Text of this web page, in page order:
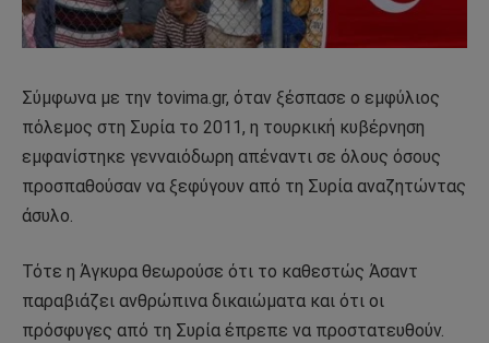
Σύμφωνα με την tovima.gr, όταν ξέσπασε ο εμφύλιος
πόλεμος στη Συρία το 2011, η τουρκική κυβέρνηση
εμφανίστηκε γενναιόδωρη απέναντι σε όλους όσους
προσπαθούσαν να ξεφύγουν από τη Συρία αναζητώντας
άσυλο.
Τότε η Άγκυρα θεωρούσε ότι το καθεστώς Άσαντ
παραβιάζει ανθρώπινα δικαιώματα και ότι οι
πρόσφυγες από τη Συρία έπρεπε να προστατευθούν.